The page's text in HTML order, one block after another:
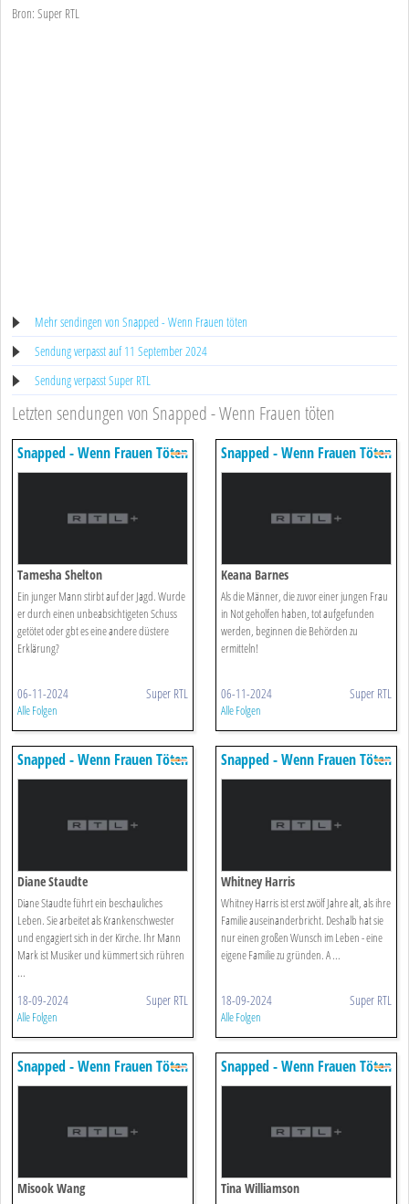
Bron: Super RTL
Mehr sendingen von Snapped - Wenn Frauen töten
Sendung verpasst auf 11 September 2024
Sendung verpasst Super RTL
Letzten sendungen von Snapped - Wenn Frauen töten
Snapped - Wenn Frauen Töten
Tamesha Shelton
Ein junger Mann stirbt auf der Jagd. Wurde
er durch einen unbeabsichtigeten Schuss
getötet oder gbt es eine andere düstere
Erklärung?
06-11-2024 Super RTL
Alle Folgen
Snapped - Wenn Frauen Töten
Keana Barnes
Als die Männer, die zuvor einer jungen Frau
in Not geholfen haben, tot aufgefunden
werden, beginnen die Behörden zu
ermitteln!
06-11-2024 Super RTL
Alle Folgen
Snapped - Wenn Frauen Töten
Diane Staudte
Diane Staudte führt ein beschauliches
Leben. Sie arbeitet als Krankenschwester
und engagiert sich in der Kirche. Ihr Mann
Mark ist Musiker und kümmert sich rühren
...
18-09-2024 Super RTL
Alle Folgen
Snapped - Wenn Frauen Töten
Whitney Harris
Whitney Harris ist erst zwölf Jahre alt, als ihre
Familie auseinanderbricht. Deshalb hat sie
nur einen großen Wunsch im Leben - eine
eigene Familie zu gründen. A ...
18-09-2024 Super RTL
Alle Folgen
Snapped - Wenn Frauen Töten
Misook Wang
Snapped - Wenn Frauen Töten
Tina Williamson